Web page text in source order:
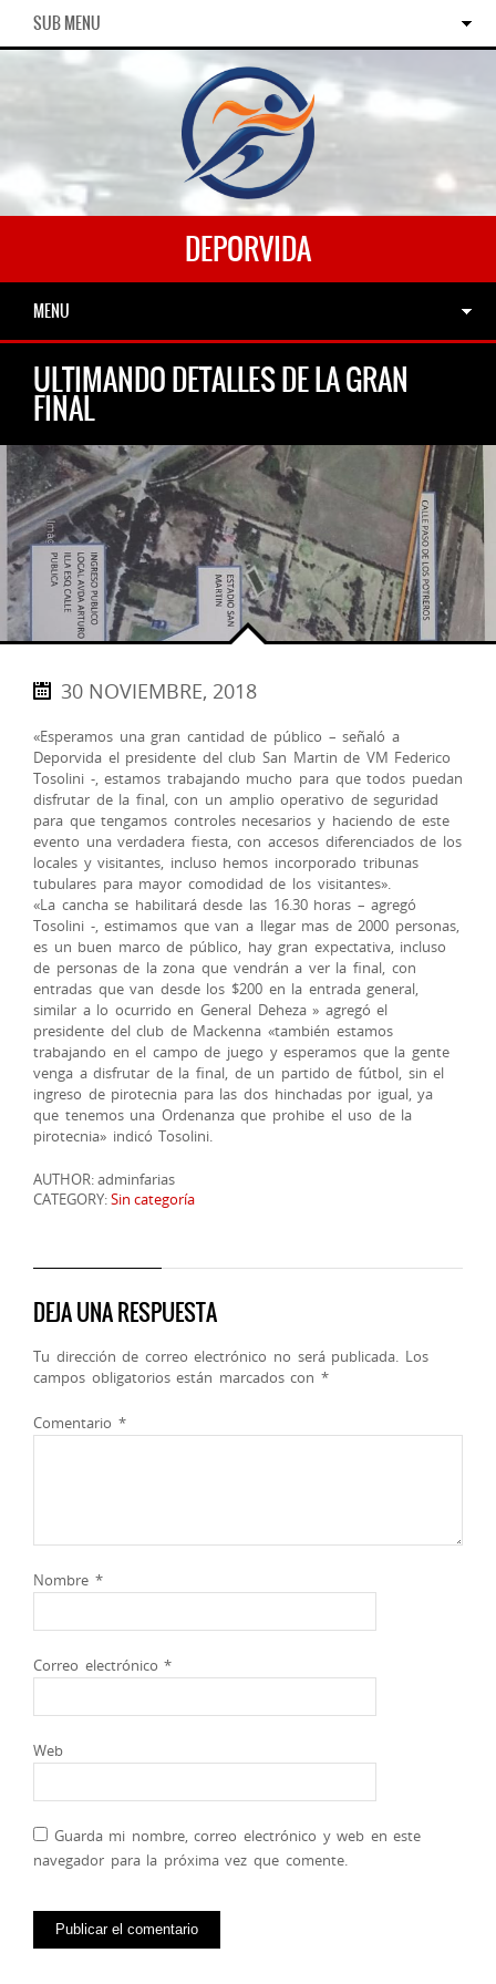
SUB MENU
DEPORVIDA
MENU
ULTIMANDO DETALLES DE LA GRAN
FINAL
30 NOVIEMBRE, 2018
«Esperamos una gran cantidad de público – señaló a
Deporvida el presidente del club San Martin de VM Federico
Tosolini -, estamos trabajando mucho para que todos puedan
disfrutar de la final, con un amplio operativo de seguridad
para que tengamos controles necesarios y haciendo de este
evento una verdadera fiesta, con accesos diferenciados de los
locales y visitantes, incluso hemos incorporado tribunas
tubulares para mayor comodidad de los visitantes».
«La cancha se habilitará desde las 16.30 horas – agregó
Tosolini -, estimamos que van a llegar mas de 2000 personas,
es un buen marco de público, hay gran expectativa, incluso
de personas de la zona que vendrán a ver la final, con
entradas que van desde los $200 en la entrada general,
similar a lo ocurrido en General Deheza » agregó el
presidente del club de Mackenna «también estamos
trabajando en el campo de juego y esperamos que la gente
venga a disfrutar de la final, de un partido de fútbol, sin el
ingreso de pirotecnia para las dos hinchadas por igual, ya
que tenemos una Ordenanza que prohibe el uso de la
pirotecnia» indicó Tosolini.
AUTHOR: adminfarias
CATEGORY:Sin categoría
DEJA UNA RESPUESTA
Tu dirección de correo electrónico no será publicada. Los
campos obligatorios están marcados con *
Comentario *
Nombre *
Correo electrónico*
Web
Guarda mi nombre, correo electrónico y web en este
navegador para la próxima vez que comente.